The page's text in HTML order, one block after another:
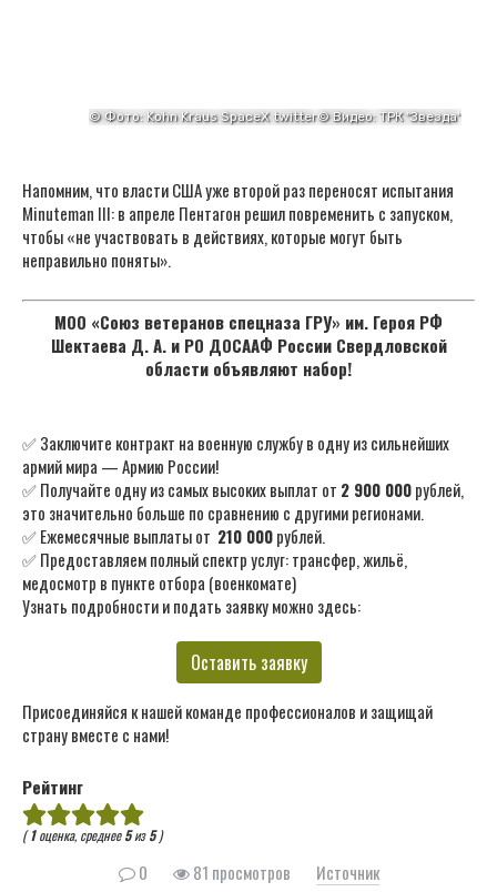
Напомним, что власти США уже второй раз переносят испытания
Minuteman III: в апреле Пентагон решил повременить с запуском,
чтобы «не участвовать в действиях, которые могут быть
неправильно поняты».
МОО «Союз ветеранов спецназа ГРУ» им. Героя РФ
Шектаева Д. А. и РО ДОСААФ России Свердловской
области объявляют набор!
✅ Заключите контракт на военную службу в одну из сильнейших
армий мира — Армию России!
✅ Получайте одну из самых высоких выплат от 2 900 000рублей,
это значительно больше по сравнению с другими регионами.
✅ Ежемесячные выплаты от 210 000рублей.
✅ Предоставляем полный спектр услуг: трансфер, жильё,
медосмотр в пункте отбора (военкомате)
Узнать подробности и подать заявку можно здесь:
Оставить заявку
Присоединяйся к нашей команде профессионалов и защищай
страну вместе с нами!
Рейтинг
(1оценка, среднее5из5)
0 81 просмотров Источник